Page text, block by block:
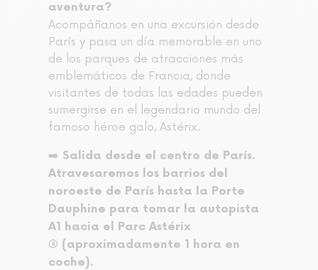
aventura?
Acompáñanos en una excursión desde
París y pasa un día memorable en uno
de los parques de atracciones más
emblemáticos de Francia, donde
visitantes de todas las edades pueden
sumergirse en el legendario mundo del
famoso héroe galo, Astérix.
➡️ Salida desde el centro de París.
Atravesaremos los barrios del
noroeste de París hasta la Porte
Dauphine para tomar la autopista
A1 hacia el Parc Astérix
® (aproximadamente 1 hora en
coche).